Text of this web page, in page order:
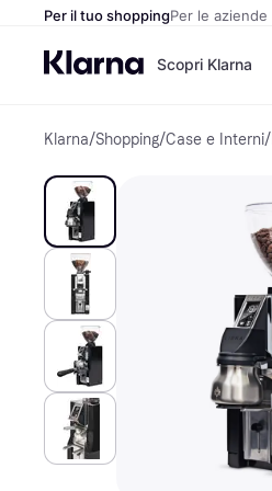
Per il tuo shoppingPer le aziende
Scopri Klarna
Klarna/Shopping/Case e Interni/